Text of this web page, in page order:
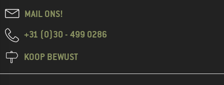
MAIL ONS!
+31 (0)30 - 499 0286
KOOP BEWUST